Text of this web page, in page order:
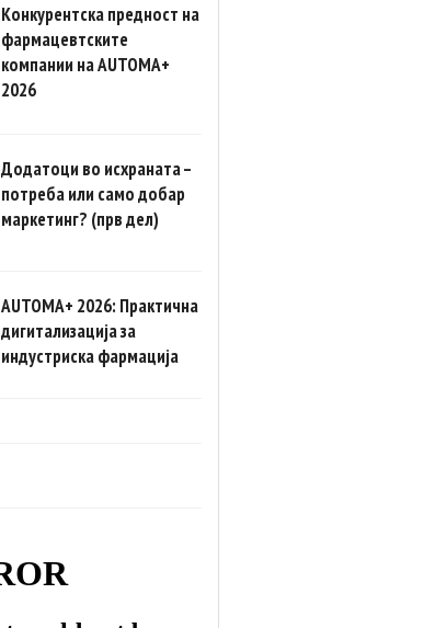
Конкурентска предност на
фармацевтските
компании на AUTOMA+
2026
Додатоци во исхраната –
потреба или само добар
маркетинг? (прв дел)
AUTOMA+ 2026: Практична
дигитализација за
индустриска фармација